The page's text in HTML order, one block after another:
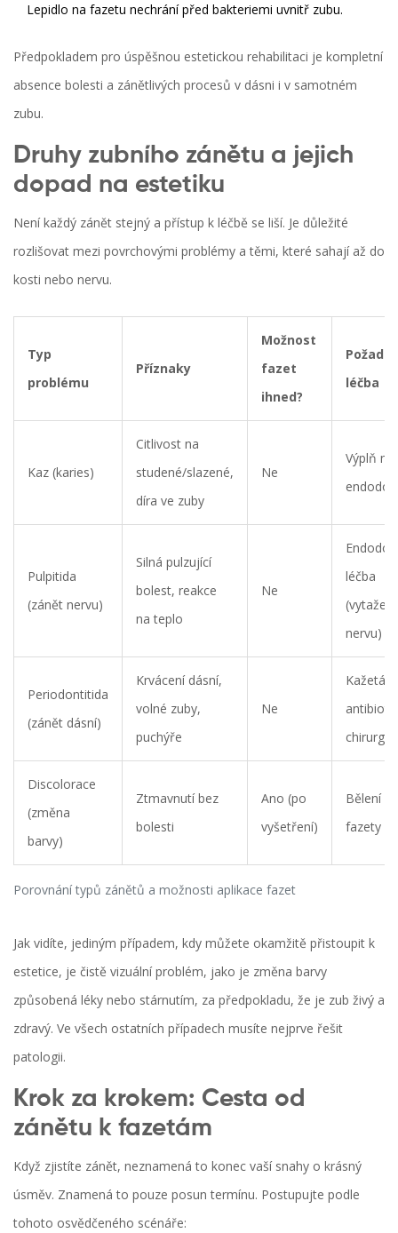
Lepidlo na fazetu nechrání před bakteriemi uvnitř zubu.
Předpokladem pro úspěšnou estetickou rehabilitaci je kompletní
absence bolesti a zánětlivých procesů v dásni i v samotném
zubu.
Druhy zubního zánětu a jejich
dopad na estetiku
Není každý zánět stejný a přístup k léčbě se liší. Je důležité
rozlišovat mezi povrchovými problémy a těmi, které sahají až do
kosti nebo nervu.
Porovnání typů zánětů a možnosti aplikace fazet
Typ
problému
Příznaky
Možnost
fazet
ihned?
léčba
Kaz (karies)
Citlivost na
studené/slazené,
díra ve zuby
Ne
Výplň
Pulpitida
(zánět nervu)
Silná pulzující
bolest, reakce
na teplo
Ne
léčba
(vytažení
nervu)
Periodontitida
(zánět dásní)
Krvácení dásní,
volné zuby,
puchýře
Ne
Kažetáž,
chirurgie
Discolorace
(změna
barvy)
Ztmavnutí bez
bolesti
Ano (po
vyšetření)
Bělení
fazety
Jak vidíte, jediným případem, kdy můžete okamžitě přistoupit k
estetice, je čistě vizuální problém, jako je změna barvy
způsobená léky nebo stárnutím, za předpokladu, že je zub živý a
zdravý. Ve všech ostatních případech musíte nejprve řešit
patologii.
Krok za krokem: Cesta od
zánětu k fazetám
Když zjistíte zánět, neznamená to konec vaší snahy o krásný
úsměv. Znamená to pouze posun termínu. Postupujte podle
tohoto osvědčeného scénáře: